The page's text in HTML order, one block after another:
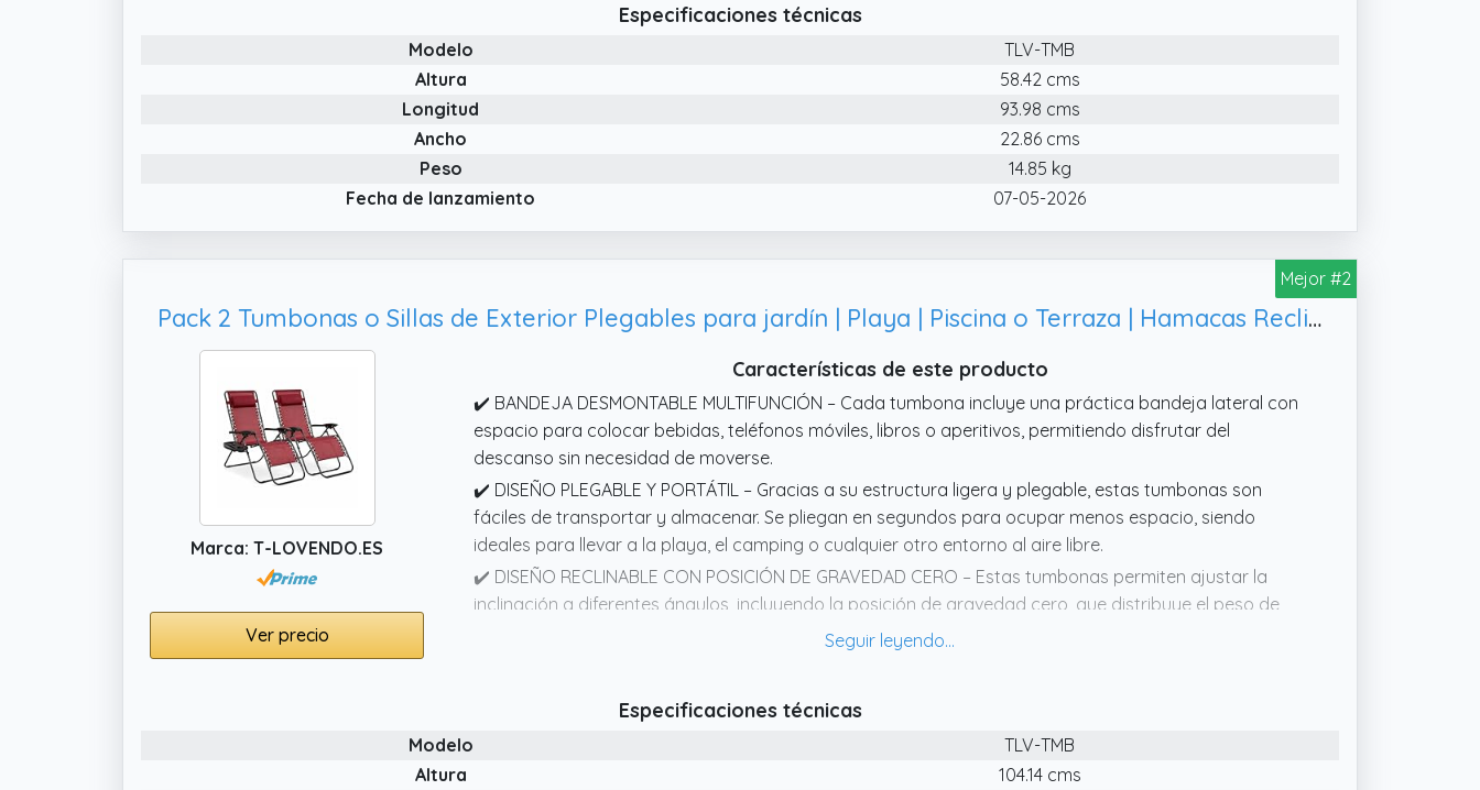
inclinación a diferentes ángulos, incluyendo la posición de gravedad cero, que distribuye el peso de
manera uniforme y reduce la presión en la espalda, proporcionando una experiencia de relajación
✔️ TELA TRANSPIRABLE Y RESISTENTE A LA INTEMPERIE – El tejido de malla textilene es altamente
transpirable, evitando el sobrecalentamiento y asegurando ventilación en climas cálidos. Además, es
resistente al agua, los rayos UV y la humedad, lo que facilita su mantenimiento y prolonga su
durabilidad.
Especificaciones técnicas
Modelo
TLV-TMB
Altura
58.42 cms
Longitud
93.98 cms
Ancho
22.86 cms
Peso
14.85 kg
Fecha de lanzamiento
07-05-2026
Mejor #2
Pack 2 Tumbonas o Sillas de Exterior Plegables para jardín | Playa | Piscina o Terraza | Hamacas Reclinables Camping con Portavasos y Reposacabezas | Hasta 150kg | Silla plegable playa o Tumbona
Marca: T-LOVENDO.ES
Ver precio
Características de este producto
✔️ BANDEJA DESMONTABLE MULTIFUNCIÓN – Cada tumbona incluye una práctica bandeja lateral con
espacio para colocar bebidas, teléfonos móviles, libros o aperitivos, permitiendo disfrutar del
descanso sin necesidad de moverse.
✔️ DISEÑO PLEGABLE Y PORTÁTIL – Gracias a su estructura ligera y plegable, estas tumbonas son
fáciles de transportar y almacenar. Se pliegan en segundos para ocupar menos espacio, siendo
ideales para llevar a la playa, el camping o cualquier otro entorno al aire libre.
✔️ DISEÑO RECLINABLE CON POSICIÓN DE GRAVEDAD CERO – Estas tumbonas permiten ajustar la
inclinación a diferentes ángulos, incluyendo la posición de gravedad cero, que distribuye el peso de
manera uniforme y reduce la presión en la espalda, proporcionando una experiencia de relajación
anticorrosión, ofrecen gran estabilidad y soporte, soportando un peso considerable sin deformarse.
El sistema de sujeción con cuerdas elásticas garantiza una mejor adaptación al cuerpo y mayor
Especificaciones técnicas
Modelo
TLV-TMB
Altura
104.14 cms